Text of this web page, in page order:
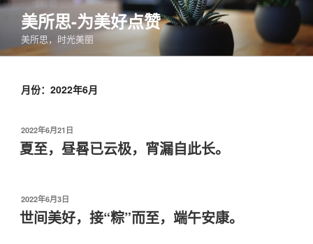
跳
容
美所思-为美好点赞
美所思，时光美丽
月份：2022年6月
发
布
于
2022年6月21日
夏至，昼晷已云极，宵漏自此长。
发
布
于
2022年6月3日
世间美好，接“粽”而至，端午安康。